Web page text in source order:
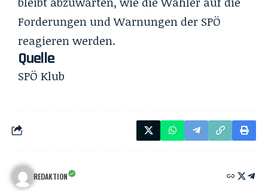
Forderungen und Warnungen der SPÖ
reagieren werden.
Quelle
SPÖ Klub
REDAKTION